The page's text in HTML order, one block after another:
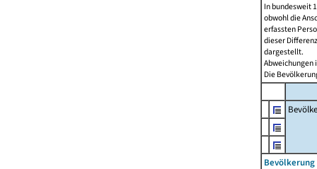
In bundesweit
obwohl die
erfassten
dieser
dargestellt.
Abweichungen
Die